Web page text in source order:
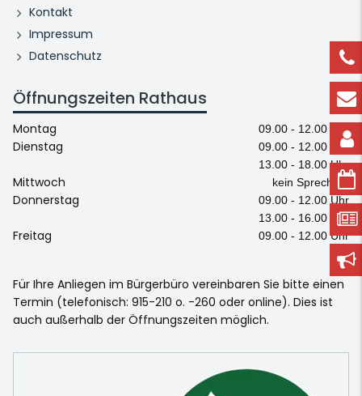
Kontakt
Impressum
Datenschutz
Öffnungszeiten Rathaus
Montag 09.00 - 12.00 Uhr
Dienstag
09.00 - 12.00 Uhr
13.00 - 18.00 Uhr
Mittwoch kein Sprechtag
Donnerstag
09.00 - 12.00 Uhr
13.00 - 16.00 Uhr
Freitag 09.00 - 12.00 Uhr
Für Ihre Anliegen im Bürgerbüro vereinbaren Sie bitte einen
Termin (telefonisch: 915-210 o. -260 oder online). Dies ist
auch außerhalb der Öffnungszeiten möglich.